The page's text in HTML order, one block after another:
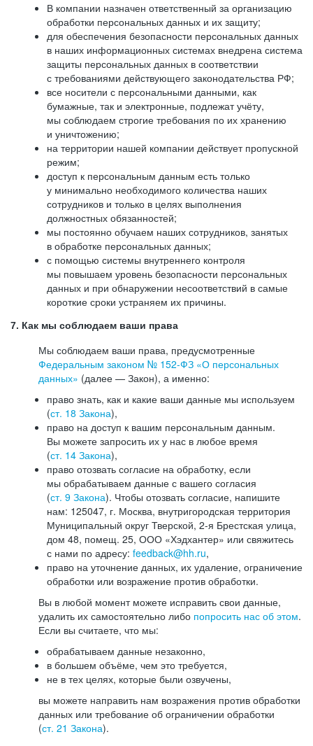
В компании назначен ответственный за организацию
обработки персональных данных и их защиту;
для обеспечения безопасности персональных данных
в наших информационных системах внедрена система
защиты персональных данных в соответствии
с требованиями действующего законодательства РФ;
все носители с персональными данными, как
бумажные, так и электронные, подлежат учёту,
мы соблюдаем строгие требования по их хранению
и уничтожению;
на территории нашей компании действует пропускной
режим;
доступ к персональным данным есть только
у минимально необходимого количества наших
сотрудников и только в целях выполнения
должностных обязанностей;
мы постоянно обучаем наших сотрудников, занятых
в обработке персональных данных;
с помощью системы внутреннего контроля
мы повышаем уровень безопасности персональных
данных и при обнаружении несоответствий в самые
короткие сроки устраняем их причины.
7. Как мы соблюдаем ваши права
Мы соблюдаем ваши права, предусмотренные
Федеральным законом № 152-ФЗ «О персональных
данных» (далее — Закон), а именно:
право знать, как и какие ваши данные мы используем
(ст. 18 Закона),
право на доступ к вашим персональным данным.
Вы можете запросить их у нас в любое время
(ст. 14 Закона),
право отозвать согласие на обработку, если
мы обрабатываем данные с вашего согласия
(ст. 9 Закона). Чтобы отозвать согласие, напишите
нам: 125047, г. Москва, внутригородская территория
Муниципальный округ Тверской, 2-я Брестская улица,
дом 48, помещ. 25, ООО «Хэдхантер» или свяжитесь
с нами по адресу: feedback@hh.ru,
право на уточнение данных, их удаление, ограничение
обработки или возражение против обработки.
Вы в любой момент можете исправить свои данные,
удалить их самостоятельно либо попросить нас об этом.
Если вы считаете, что мы:
обрабатываем данные незаконно,
в большем объёме, чем это требуется,
не в тех целях, которые были озвучены,
вы можете направить нам возражения против обработки
данных или требование об ограничении обработки
(ст. 21 Закона).